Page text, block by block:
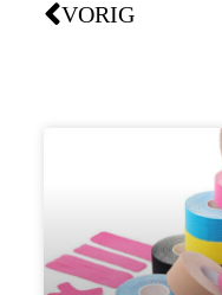
VORIG